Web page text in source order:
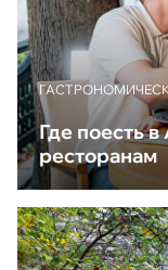
Где поесть
ресторанам